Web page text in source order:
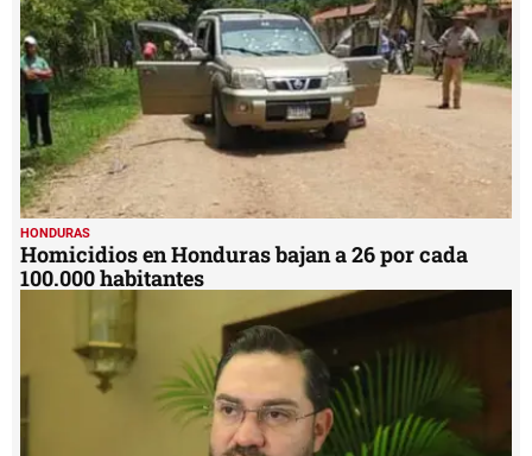
HONDURAS
Homicidios en Honduras bajan a 26 por cada
100.000 habitantes